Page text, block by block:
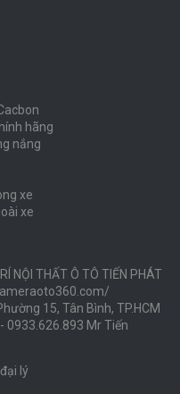
hãng
nắng
xe
xe
NỘI THẤT Ô TÔ TIẾN PHÁT
15, Tân Bình, TP.HCM
0933.626.893 Mr Tiến
lý